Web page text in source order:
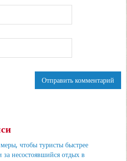
чтобы туристы быстрее
за несостоявшийся отдых в